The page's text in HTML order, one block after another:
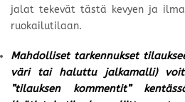
jalat tekevät tästä kevyen ja
ruokailutilaan.
Mahdolliset tarkennukset
väri tai haluttu jalkamalli)
”tilauksen kommentit”